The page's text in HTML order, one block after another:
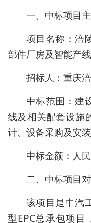
一、中标项目
项目名称：涪
部件厂房及智能产
招标人：重庆
中标范围：建
线及相关配套设施
计、设备采购及安
中标金额：人
二、中标项目
该项目是中汽
型EPC总承包项目